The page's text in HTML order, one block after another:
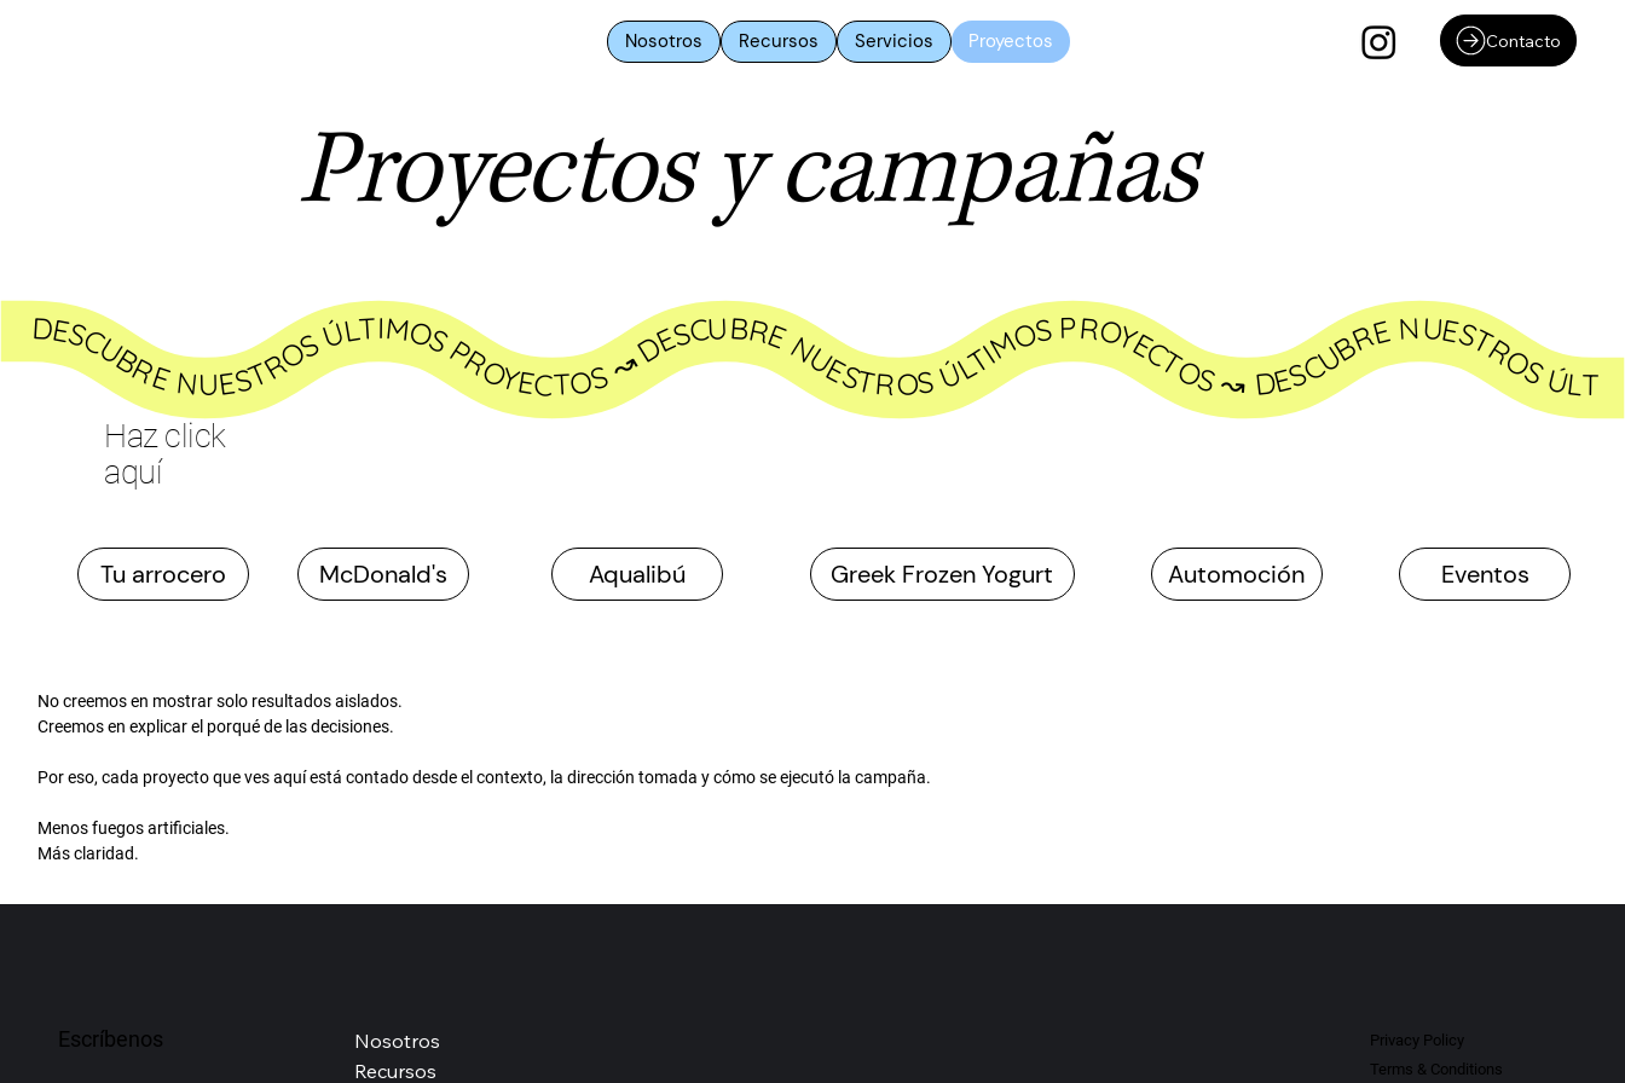
Nosotros Recursos Servicios Proyectos Contacto
Proyectos y campañas
DESCUBRE NUESTROS ÚLTIMOS PROYECTOS ↝ DESCUBRE NUESTROS ÚLTIMOS PROYECTOS ↝ DESCUBRE NUESTROS ÚLTIMOS PROYECTOS ↝ DESCUBRE NUESTROS ÚLTIMOS PROYECTOS ↝ DESCUBRE NUESTROS ÚLTIMOS PROYECTOS ↝ DESCUBRE NUESTROS ÚLTIMOS PROYECTOS ↝ DESCUBRE NUESTROS ÚLTIMOS PROYECTOS ↝ DESCUBRE NUESTROS ÚLTIMOS PROYECTOS ↝ DESCUBRE NUESTROS ÚLTIMOS PROYECTOS ↝ DESCUBRE NUESTROS ÚLTIMOS PROYECTOS ↝
Haz click
aquí
Tu arrocero McDonald's Aqualibú Greek Frozen Yogurt
No creemos en mostrar solo resultados aislados.
Creemos en explicar el porqué de las decisiones.
Por eso, cada proyecto que ves aquí está contado desde el contexto, la dirección tomada y cómo se ejecutó la campaña.
Menos fuegos artificiales.
Más claridad.
Escríbenos
Nosotros
Recursos
Privacy Policy
Terms & Conditions